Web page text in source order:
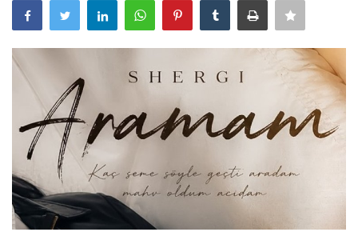
Güzel Sözler
Şarkı Sözleri
Ağır Sözler
Damar Sözler
Komik Sözler
ilahi sözleri